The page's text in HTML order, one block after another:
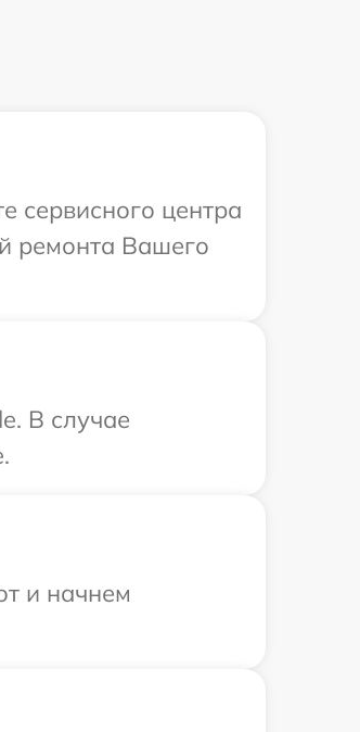
сервисного центра
ремонта Вашего
В случае
и начнем